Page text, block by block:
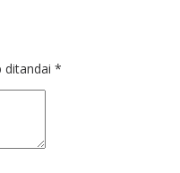
ditandai *